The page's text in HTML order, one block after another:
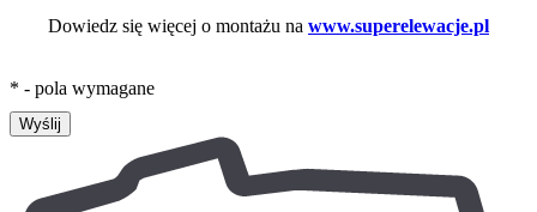
Dowiedz się więcej o montażu na www.superelewacje.pl
* - pola wymagane
Wyślij